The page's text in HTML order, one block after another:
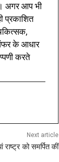
अगर आप भी
प्रकाशित
के आधार
करते
Next article
को समर्पित कीं